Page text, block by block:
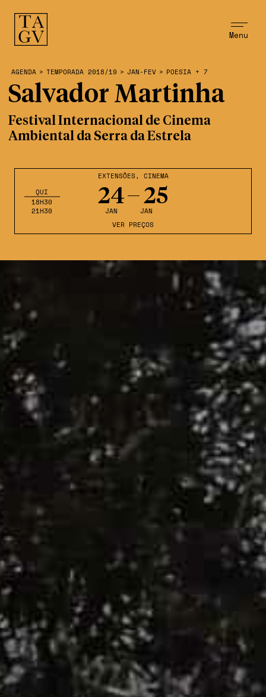
Menu
EXTENSÕES, CINEMA
24
JAN
25
JAN
QUI
18H30
21H30
VER PREÇOS
AGENDA > TEMPORADA 2018/19 > JAN-FEV > POESIA + 7
Salvador Martinha
Festival Internacional de Cinema
Ambiental da Serra da Estrela